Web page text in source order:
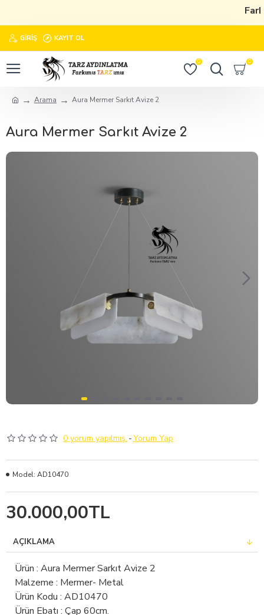
GIRIŞ KAYIT OL
0 0
Arama Aura Mermer Sarkıt Avize 2
Aura Mermer Sarkıt Avize 2
0 yorum yapılmış. -Yorum Yap
30.000,00TL
Model: AD10470
AÇIKLAMA
Ürün : Aura Mermer Sarkıt Avize 2
Malzeme : Mermer- Metal
Ürün Kodu : AD10470
Ürün Ebatı : Çap 60cm.